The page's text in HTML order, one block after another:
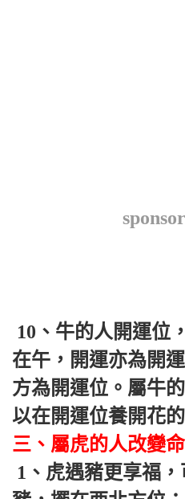
在午，開運亦為開
方為開運位。屬牛
以在開運位養開花
三、屬虎的人改變